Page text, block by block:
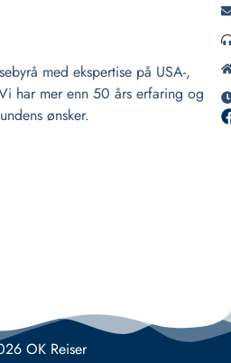
med ekspertise på USA-,
har mer enn 50 års erfaring og
ønsker.
OK Reiser